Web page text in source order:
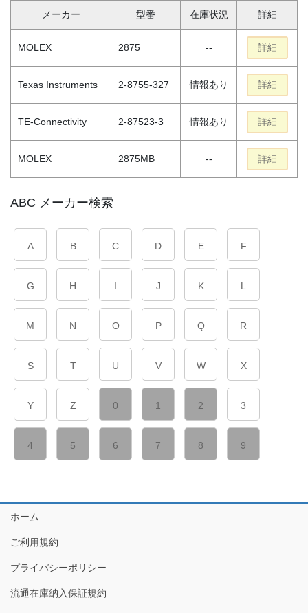
メーカー 型番 在庫状況 詳細
MOLEX 2875 -- 詳細
Texas Instruments 2-8755-327 情報あり 詳細
TE-Connectivity 2-87523-3 情報あり 詳細
MOLEX 2875MB -- 詳細
ABC メーカー検索
A B C D E F
G H I J K L
M N O P Q R
S T U V W X
Y Z 0 1 2 3
4 5 6 7 8 9
ホーム
ご利用規約
プライバシーポリシー
流通在庫納入保証規約